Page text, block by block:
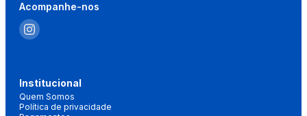
Acompanhe-nos
Institucional
Quem Somos
Política de privacidade